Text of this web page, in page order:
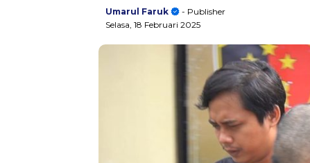
Umarul Faruk
- Publisher
Selasa, 18 Februari 2025